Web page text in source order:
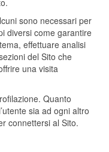
sono necessari per
diversi come garantire
effettuare analisi
del Sito che
una visita
Quanto
sia ad ogni altro
connettersi al Sito.